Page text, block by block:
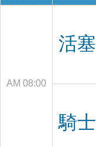
AM 08:00
活塞
騎士